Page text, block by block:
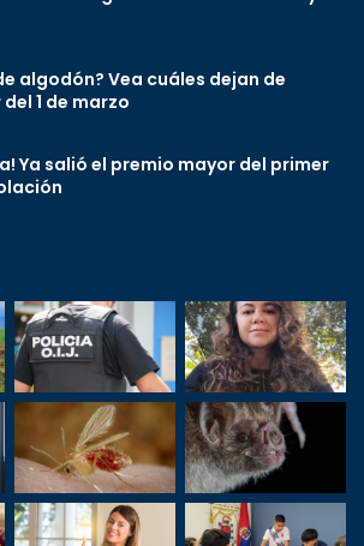
algodón? Vea cuáles dejan de
1 de marzo
Ya salió el premio mayor del primer